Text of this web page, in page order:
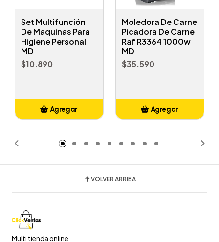
Set Multifunción
De Maquinas Para
Higiene Personal
MD
$10.890
Agregar
Moledora De Carne
Picadora De Carne
Raf R3364 1000w
MD
$35.590
Agregar
VOLVER ARRIBA
Multi tienda online